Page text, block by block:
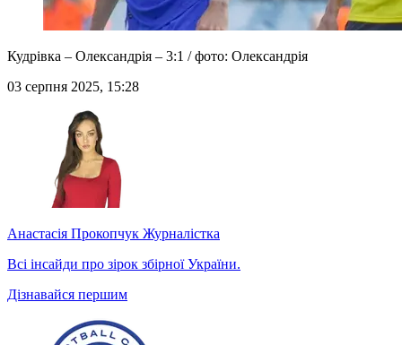
Кудрівка – Олександрія – 3:1 / фото: Олександрія
03 серпня 2025, 15:28
Анастасія Прокопчук Журналістка
Всі інсайди про зірок збірної України.
Дізнавайся першим